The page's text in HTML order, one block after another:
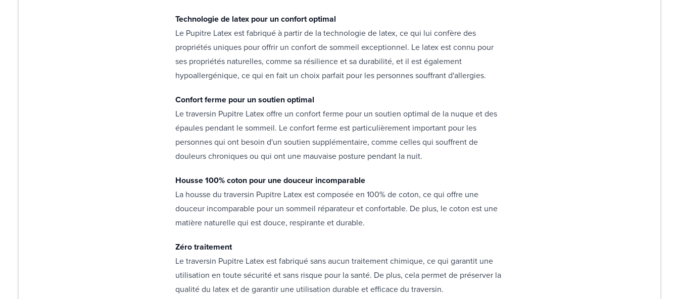
Technologie de latex pour un confort optimal
Le Pupitre Latex est fabriqué à partir de la technologie de latex, ce qui lui confère des
propriétés uniques pour offrir un confort de sommeil exceptionnel. Le latex est connu pour
ses propriétés naturelles, comme sa résilience et sa durabilité, et il est également
hypoallergénique, ce qui en fait un choix parfait pour les personnes souffrant d'allergies.
Confort ferme pour un soutien optimal
Le traversin Pupitre Latex offre un confort ferme pour un soutien optimal de la nuque et des
épaules pendant le sommeil. Le confort ferme est particulièrement important pour les
personnes qui ont besoin d'un soutien supplémentaire, comme celles qui souffrent de
douleurs chroniques ou qui ont une mauvaise posture pendant la nuit.
Housse 100% coton pour une douceur incomparable
La housse du traversin Pupitre Latex est composée en 100% de coton, ce qui offre une
douceur incomparable pour un sommeil réparateur et confortable. De plus, le coton est une
matière naturelle qui est douce, respirante et durable.
Zéro traitement
Le traversin Pupitre Latex est fabriqué sans aucun traitement chimique, ce qui garantit une
utilisation en toute sécurité et sans risque pour la santé. De plus, cela permet de préserver la
qualité du latex et de garantir une utilisation durable et efficace du traversin.